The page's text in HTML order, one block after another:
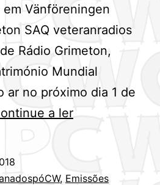
Vänföreningen
SAQ veteranradios
Rádio Grimeton,
Mundial
ar no próximo dia 1 de
a lerSAQ
novamente!
, Emissões